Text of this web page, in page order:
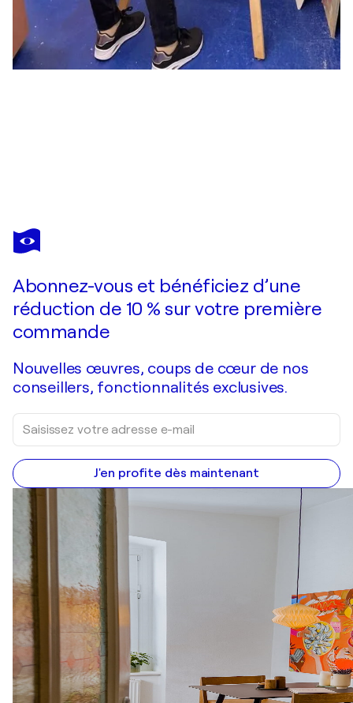
ZINETA RASHIKJ
Flowers
Abonnez-vous et bénéficiez d’une
réduction de 10 % sur votre première
commande
Nouvelles œuvres, coups de cœur de nos
conseillers, fonctionnalités exclusives.
J'en profite dès maintenant